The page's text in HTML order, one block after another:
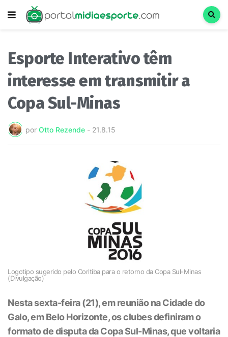
Esporte Interativo têm
interesse em transmitir a
Copa Sul-Minas
por Otto Rezende - 21.8.15
Logotipo sugerido pelo Coritiba para o retorno da Copa Sul-Minas
(Divulgação)
Nesta sexta-feira (21), em reunião na Cidade do
Galo, em Belo Horizonte, os clubes definiram o
formato de disputa da Copa Sul-Minas, que voltaria